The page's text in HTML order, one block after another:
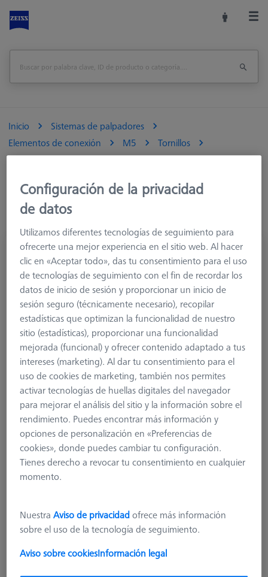
Inicio
Sistemas de palpadores
Elementos de conexión
M5 Tornillos
Adaptador para disco de bola, M5
626105-6271-001
Product Type
Position
Configuración de la privacidad
de datos
Utilizamos diferentes tecnologías de seguimiento para
ofrecerte una mejor experiencia en el sitio web. Al hacer
clic en «Aceptar todo», das tu consentimiento para el uso
de tecnologías de seguimiento con el fin de recordar los
datos de inicio de sesión y proporcionar un inicio de
sesión seguro (técnicamente necesario), recopilar
estadísticas que optimizan la funcionalidad de nuestro
sitio (estadísticas), proporcionar una funcionalidad
mejorada (funcional) y ofrecer contenido adaptado a tus
intereses (marketing). Al dar tu consentimiento para el
uso de cookies de marketing, también nos permites
activar tecnologías de huellas digitales del navegador
para mejorar el análisis del sitio y la información sobre el
rendimiento. Puedes encontrar más información y
opciones de personalización en «Preferencias de
cookies», donde puedes cambiar tu configuración.
Tienes derecho a revocar tu consentimiento en cualquier
momento.
NuestraAviso de privacidadofrece más información
sobre el uso de la tecnología de seguimiento.
Aviso sobre cookiesInformación legal